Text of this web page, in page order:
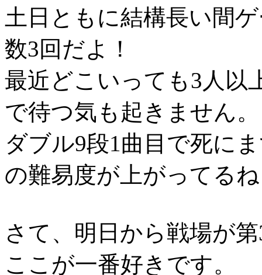
土日ともに結構長い間
数3回だよ！
最近どこいっても3人以
で待つ気も起きません。
ダブル9段1曲目で死に
の難易度が上がってる
さて、明日から戦場が
ここが一番好きです。